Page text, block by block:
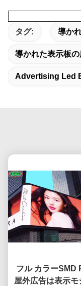
タグ: 導か
導かれた表示板
Advertising Led
フル カラーSMD
屋外広告は表示モ